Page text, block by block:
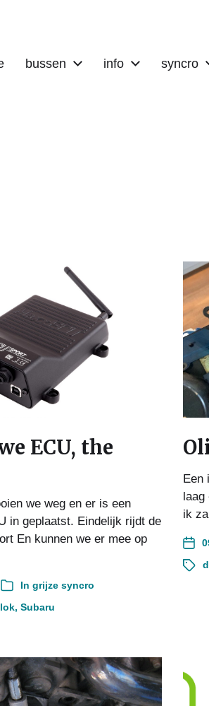
bussen info syncro
ECU, the
we weg en er is een
in geplaatst. Eindelijk rijdt de
En kunnen we er mee op
Ingrijze syncro
,Subaru
Een
laag
ik